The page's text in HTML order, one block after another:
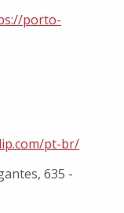
porto-
pt-br/
635 -